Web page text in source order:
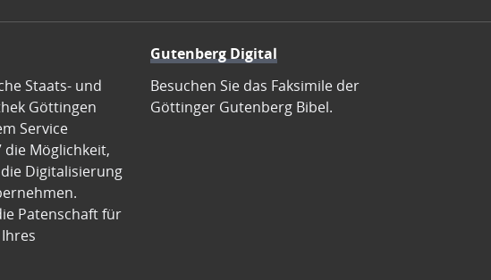
Staats- und
Göttingen
Service
die Möglichkeit,
Digitalisierung
Patenschaft für
Gutenberg Digital
Besuchen Sie das Faksimile der
Göttinger Gutenberg Bibel.